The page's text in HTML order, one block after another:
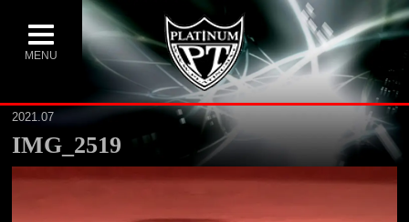
MENU
2021.07
IMG_2519